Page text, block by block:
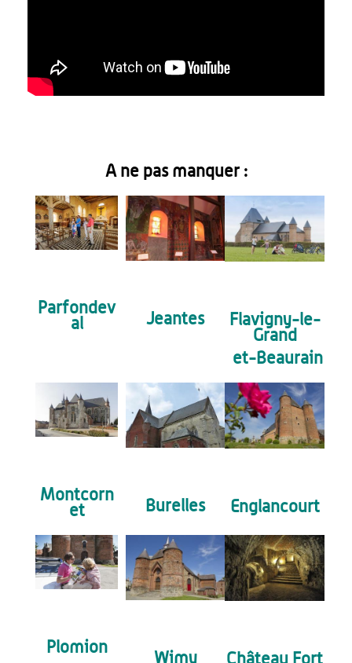
A ne pas manquer :
Parfondev
al
Jeantes
Flavigny-le-
Grand
et-Beaurain
Montcorn
et
Burelles Englancourt
Plomion
Wimy Château Fort